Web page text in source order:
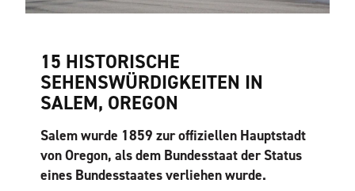
15 HISTORISCHE
SEHENSWÜRDIGKEITEN IN
SALEM, OREGON
Salem wurde 1859 zur offiziellen Hauptstadt
von Oregon, als dem Bundesstaat der Status
eines Bundesstaates verliehen wurde.